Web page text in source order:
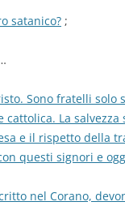
satanico? ;
Sono fratelli
cattolica. La salvezza
e il rispetto della
questi signori e
nel Corano,